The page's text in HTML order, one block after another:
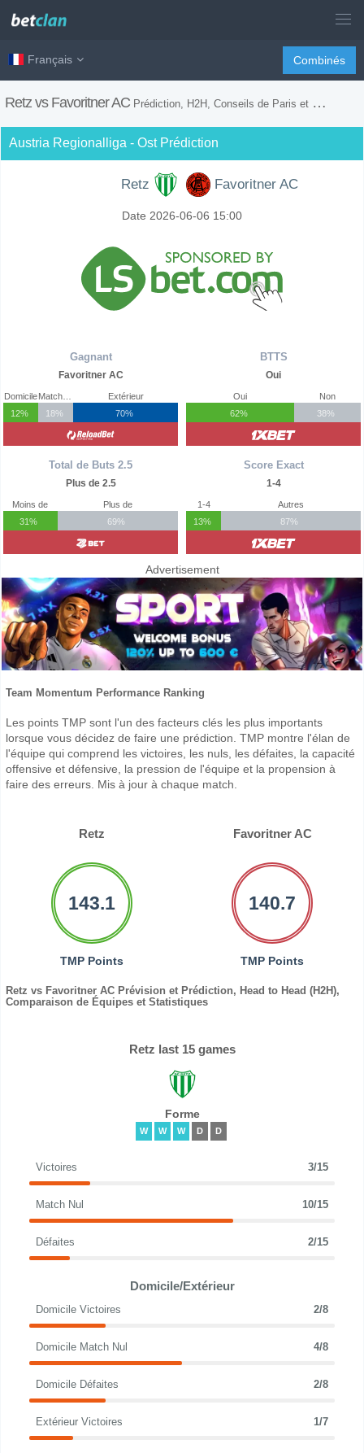
Français Combinés
Retz vs Favoritner AC Prédiction, H2H, Conseils de Paris et Prévision du Match
Austria Regionalliga - Ost Prédiction
Retz Favoritner AC
Date 2026-06-06 15:00
Gagnant
Favoritner AC
Domicile
12%
18%
Extérieur
70%
Total de Buts 2.5
Plus de 2.5
Moins de
31%
Plus de
69%
BTTS
Oui
Oui
62%
Non
38%
Score Exact
1-4
1-4
13%
Autres
87%
Advertisement
Team Momentum Performance Ranking
Les points TMP sont l'un des facteurs clés les plus importants
lorsque vous décidez de faire une prédiction. TMP montre l'élan de
l'équipe qui comprend les victoires, les nuls, les défaites, la capacité
offensive et défensive, la pression de l'équipe et la propension à
faire des erreurs. Mis à jour à chaque match.
Retz Favoritner AC
143.1
TMP Points
140.7
TMP Points
Retz vs Favoritner AC Prévision et Prédiction, Head to Head (H2H),
Comparaison de Équipes et Statistiques
Retz last 15 games
Forme
W W W D D
Victoires 3/15
Match Nul 10/15
Défaites 2/15
Domicile/Extérieur
Domicile Victoires 2/8
Domicile Match Nul 4/8
Domicile Défaites 2/8
Extérieur Victoires 1/7